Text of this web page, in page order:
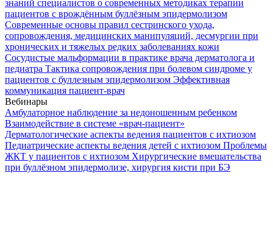
знаний специалистов о современных методиках терапии
пациентов с врождённым буллёзным эпидермолизом
Современные основы правил сестринского ухода,
сопровождения, медицинских манипуляций, десмургии при
хронических и тяжелых редких заболеваниях кожи
Сосудистые мальформации в практике врача дерматолога и
педиатра Тактика сопровождения при болевом синдроме у
пациентов с буллезным эпидермолизом Эффективная
коммуникация пациент-врач
Вебинары
Амбулаторное наблюдение за недоношенным ребенком
Взаимодействие в системе «врач-пациент»
Дерматологические аспекты ведения пациентов с ихтиозом
Педиатрические аспекты ведения детей с ихтиозом Проблемы
ЖКТ у пациентов с ихтиозом Хирургические вмешательства
при буллёзном эпидермолизе, хирургия кисти при БЭ